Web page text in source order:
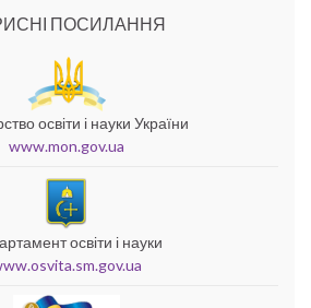
ПОСИЛАННЯ
освіти і науки України
www.mon.gov.ua
освіти і науки